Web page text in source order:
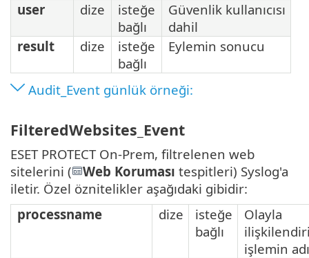
user
dize
isteğe
bağlı
Güvenlik kullanıcısı
dahil
result
dize
isteğe
bağlı
Eylemin sonucu
Audit_Event günlük örneği:
FilteredWebsites_Event
ESET PROTECT On-Prem, filtrelenen web
sitelerini (
Web Koruması tespitleri) Syslog'a
iletir. Özel öznitelikler aşağıdaki gibidir:
processname
dize
isteğe
bağlı
Olayla
işlemin adı